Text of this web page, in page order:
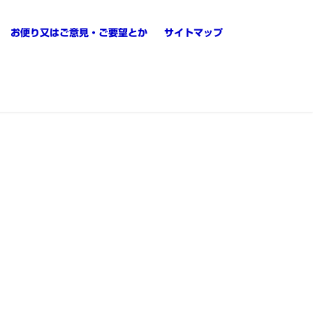
お便り又はご意見・ご要望とか サイトマップ